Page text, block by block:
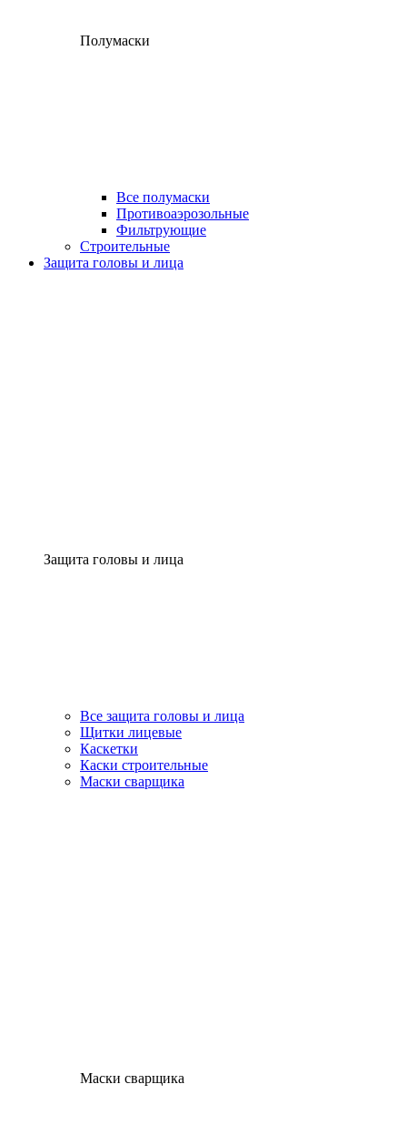
Полумаски
Все полумаски
Противоаэрозольные
Фильтрующие
Строительные
Защита головы и лица
Защита головы и лица
Все защита головы и лица
Щитки лицевые
Каскетки
Каски строительные
Маски сварщика
Маски сварщика